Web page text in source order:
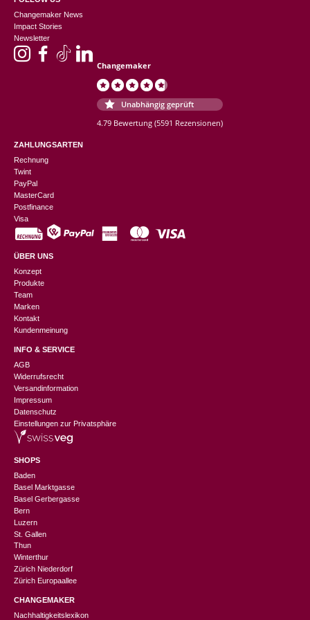
Changemaker News
Impact Stories
Newsletter
Changemaker
Unabhängig geprüft
4.79 Bewertung (5591 Rezensionen)
ZAHLUNGSARTEN
Rechnung
Twint
PayPal
MasterCard
Postfinance
Visa
ÜBER UNS
Konzept
Produkte
Team
Marken
Kontakt
Kundenmeinung
INFO & SERVICE
AGB
Widerrufsrecht
Versandinformation
Impressum
Datenschutz
Einstellungen zur Privatsphäre
SHOPS
Baden
Basel Marktgasse
Basel Gerbergasse
Bern
Luzern
St. Gallen
Thun
Winterthur
Zürich Niederdorf
Zürich Europaallee
CHANGEMAKER
Nachhaltigkeitslexikon